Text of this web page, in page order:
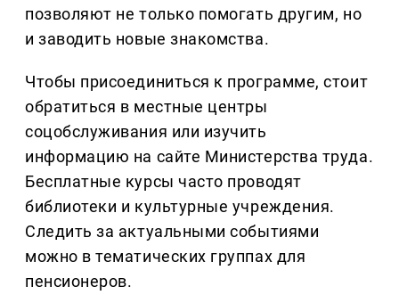
позволяют не только помогать другим, но
и заводить новые знакомства.
Чтобы присоединиться к программе, стоит
обратиться в местные центры
соцобслуживания или изучить
информацию на сайте Министерства труда.
Бесплатные курсы часто проводят
библиотеки и культурные учреждения.
Следить за актуальными событиями
можно в тематических группах для
пенсионеров.